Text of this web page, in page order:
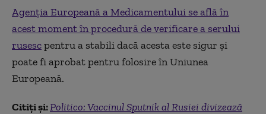
Agenția Europeană a Medicamentului se află în
acest moment în procedură de verificare a serului
rusescpentru a stabili dacă acesta este sigur și
poate fi aprobat pentru folosire în Uniunea
Europeană.
Citiți și:Politico: Vaccinul Sputnik al Rusiei divizează